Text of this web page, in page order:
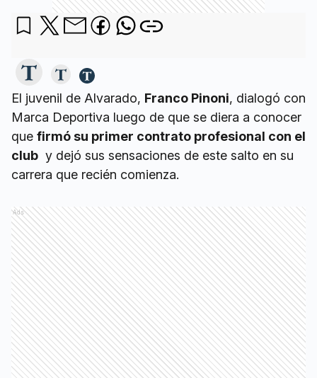
El juvenil de Alvarado, Franco Pinoni, dialogó con
Marca Deportiva luego de que se diera a conocer
que firmó su primer contrato profesional con el
club y dejó sus sensaciones de este salto en su
carrera que recién comienza.
Ads